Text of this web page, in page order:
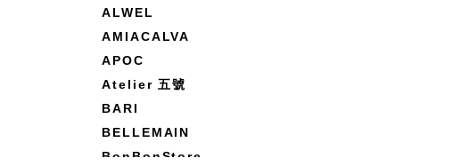
ALWEL
AMIACALVA
APOC
Atelier 五號
BARI
BELLEMAIN
BonBonStore